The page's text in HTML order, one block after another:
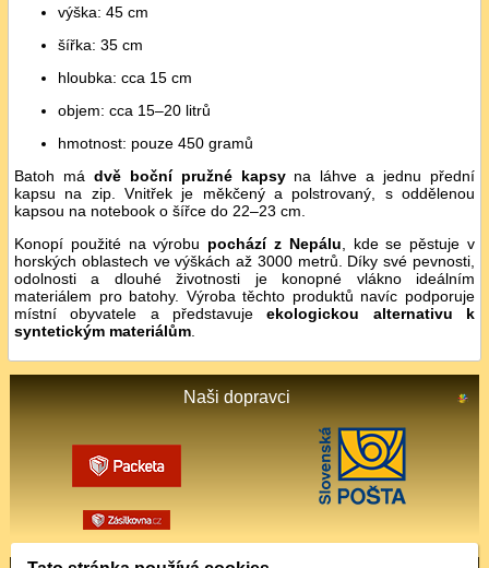
Naši dopravci
výška: 45 cm
šířka: 35 cm
hloubka: cca 15 cm
objem: cca 15–20 litrů
hmotnost: pouze 450 gramů
Batoh má dvě boční pružné kapsyna láhve a jednu přední
kapsu na zip. Vnitřek je měkčený a polstrovaný, s oddělenou
kapsou na notebook o šířce do 22–23 cm.
Konopí použité na výrobu pochází z Nepálu , kde se pěstuje v
horských oblastech ve výškách až 3000 metrů. Díky své pevnosti,
odolnosti a dlouhé životnosti je konopné vlákno ideálním
materiálem pro batohy. Výroba těchto produktů navíc podporuje
místní obyvatele a představujeekologickou alternativu k
syntetickým materiálům